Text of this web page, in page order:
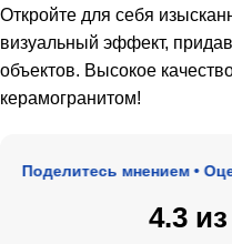
Откройте для себя
визуальный эффект,
объектов. Высокое
керамогранитом!
мнением •
4.3